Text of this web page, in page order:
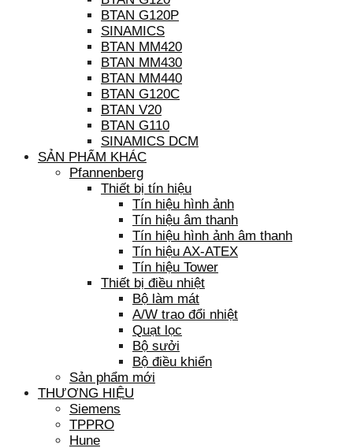
BTAN G120P
SINAMICS
BTAN MM420
BTAN MM430
BTAN MM440
BTAN G120C
BTAN V20
BTAN G110
SINAMICS DCM
SẢN PHẨM KHÁC
Pfannenberg
Thiết bị tín hiệu
Tín hiệu hình ảnh
Tín hiệu âm thanh
Tín hiệu hình ảnh âm thanh
Tín hiệu AX-ATEX
Tín hiệu Tower
Thiết bị điều nhiệt
Bộ làm mát
A/W trao đổi nhiệt
Quạt lọc
Bộ sưởi
Bộ điều khiển
Sản phẩm mới
THƯƠNG HIỆU
Siemens
TPPRO
Hune